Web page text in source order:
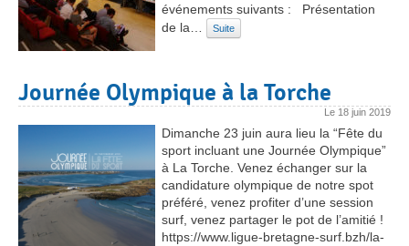
événements suivants : Présentation
de la…
Suite
Journée Olympique à la Torche
Le 18 juin 2019
Dimanche 23 juin aura lieu la “Fête du
sport incluant une Journée Olympique”
à La Torche. Venez échanger sur la
candidature olympique de notre spot
préféré, venez profiter d’une session
surf, venez partager le pot de l’amitié !
https://www.ligue-bretagne-surf.bzh/la-